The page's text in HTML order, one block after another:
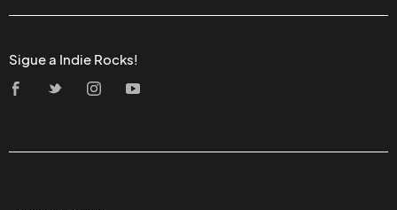
Sigue a Indie Rocks!